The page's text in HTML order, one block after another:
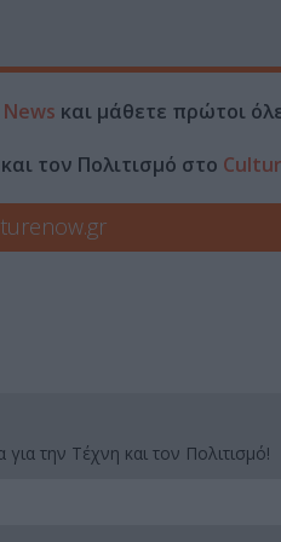
και μάθετε πρώτοι
τον Πολιτισμό στο
την Τέχνη και τον Πολιτισμό!